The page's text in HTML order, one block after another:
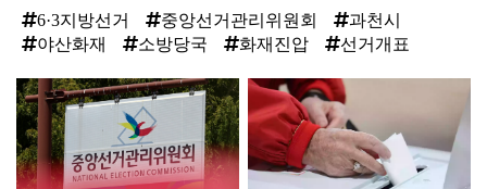
6·3지방선거 중앙선거관리위원회
과천시
야산화재
소방당국 화재진압 선거개표
탑
라
인